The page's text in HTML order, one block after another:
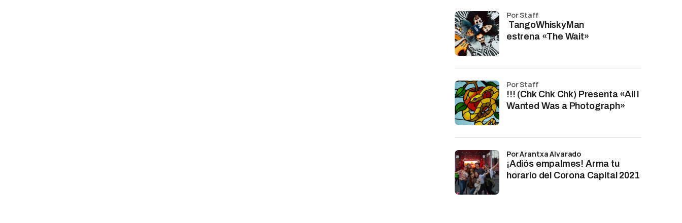
TangoWhiskyMan
estrena «The Wait»
por Staff
!!! (Chk Chk Chk) Presenta «All I
Wanted Was a Photograph»
por Staff
¡Adiós empalmes! Arma tu
horario del Corona Capital 2021
por Arantxa Alvarado